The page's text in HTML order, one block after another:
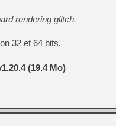
rendering glitch.
32 et 64 bits.
(19.4 Mo)